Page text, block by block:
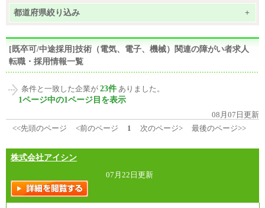
都道府県絞り込み +
[既卒可/中途採用]技術（電気、電子、機械）関連の障がい者求人
転職・採用情報一覧
条件と一致した企業が 23件 ありました。
1ページ中の1ページ目を表示
08月07日更新
<<先頭のページ
<前のページ 1 次のページ> 最後のページ>>
株式会社アイシン
07月22日更新